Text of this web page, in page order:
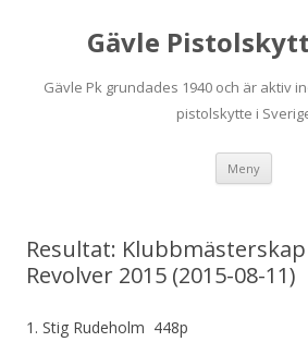
Gävle
Gävle Pk grundades 1940 och är aktiv
pistolskytte i
Meny
Resultat:
Revolver 2015 (2015-08-11)
1. Stig Rudeholm 448p